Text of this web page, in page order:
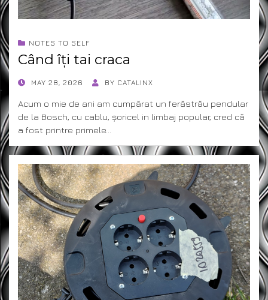
NOTES TO SELF
Când îți tai craca
POSTEDMAY 28, 2026 BY CATALINX
Acum o mie de ani am cumpărat un ferăstrău pendular
de la Bosch, cu cablu, șoricel in limbaj popular, cred că
a fost printre primele…